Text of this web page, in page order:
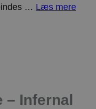
… Læs mere
– Infernal